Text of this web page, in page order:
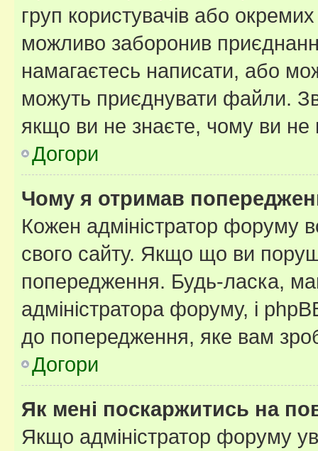
груп користувачів або
можливо заборонив
намагаєтесь написати, або
можуть приєднувати файли.
якщо ви не знаєте, чому ви
Догори
Чому я отримав
Кожен адміністратор форуму
свого сайту. Якщо що ви
попередження. Будь-ласка,
адміністратора форуму, і
до попередження, яке вам
Догори
Як мені поскаржитись на
Якщо адміністратор форуму